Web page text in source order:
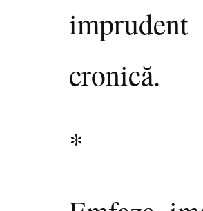
cronică.
*